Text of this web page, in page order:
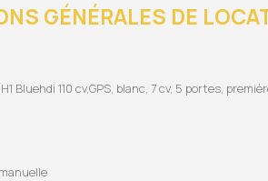
GÉNÉRALES DE
Bluehdi 110 cv,GPS, blanc, 7 cv, 5 portes,